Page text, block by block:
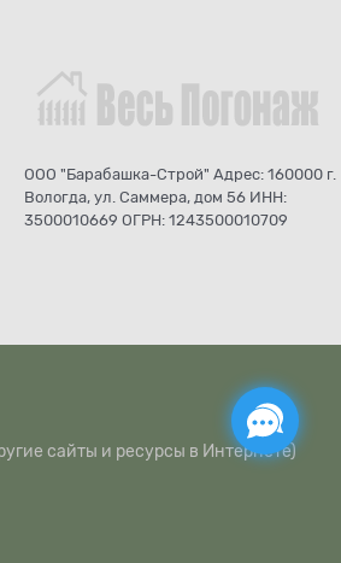
ООО "Барабашка-Строй" Адрес: 160000 г.
Вологда, ул. Саммера, дом 56 ИНН:
3500010669 ОГРН: 1243500010709
сайты и ресурсы в Интернете)